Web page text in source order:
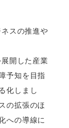
スの推進や
開した産業
予知を目指
化しまし
の拡張のほ
への導線に